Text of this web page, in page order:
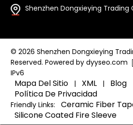
Shenzhen Dongxieying Trading
© 2026 Shenzhen Dongxieying
Reserved. Powered by dyyseo.com
IPv6
Mapa Del Sitio | XML | Blog
Política De Privacidad
Friendly Links: Ceramic Fiber
Silicone Coated Fire Sleeve